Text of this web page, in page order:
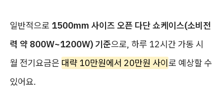
일반적으로 1500mm 사이즈 오픈 다단 쇼케이스(소비전
력 약 800W~1200W) 기준으로, 하루 12시간 가동 시
월 전기요금은 대략 10만원에서 20만원 사이로 예상할 수
있어요.